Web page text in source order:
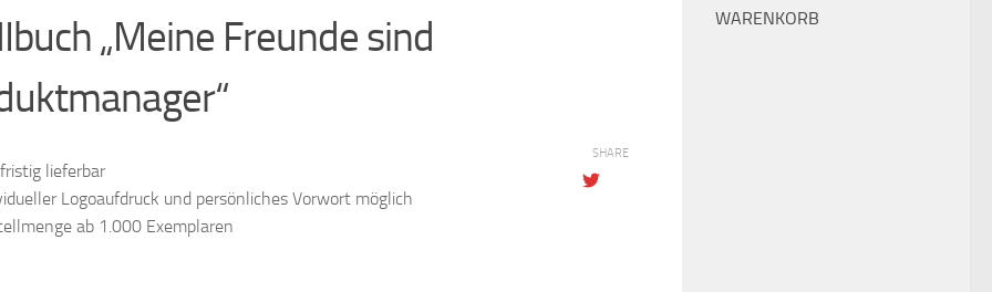
„Meine Freunde sind
lieferbar
Logoaufdruck und persönliches Vorwort möglich
ab 1.000 Exemplaren
SHARE
WARENKORB